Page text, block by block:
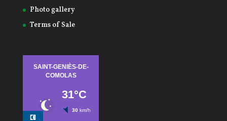
Photo gallery
Terms of Sale